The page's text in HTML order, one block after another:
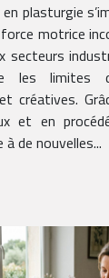
plasturgie
motrice
secteurs
les limites
créatives.
et en
de nouvelles...